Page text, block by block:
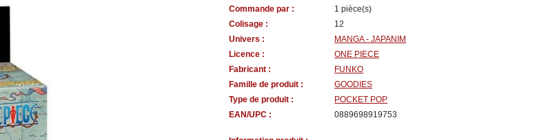
Commande par :
1 pièce(s)
Colisage :
12
Univers :
MANGA - JAPANIM
Licence :
ONE PIECE
Fabricant :
FUNKO
Famille de produit :
GOODIES
Type de produit :
POCKET POP
EAN/UPC :
0889698919753